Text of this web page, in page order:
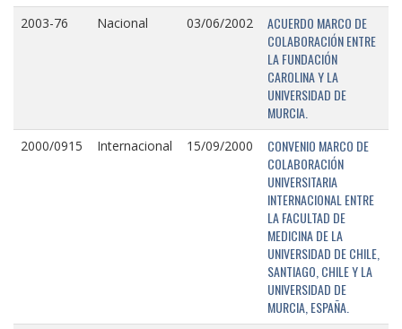
2003-76 Nacional 03/06/2002
ACUERDO MARCO DE
COLABORACIÓN ENTRE
LA FUNDACIÓN
CAROLINA Y LA
UNIVERSIDAD DE
MURCIA.
2000/0915 Internacional 15/09/2000
CONVENIO MARCO DE
COLABORACIÓN
UNIVERSITARIA
INTERNACIONAL ENTRE
LA FACULTAD DE
MEDICINA DE LA
UNIVERSIDAD DE CHILE,
SANTIAGO, CHILE Y LA
UNIVERSIDAD DE
MURCIA, ESPAÑA.